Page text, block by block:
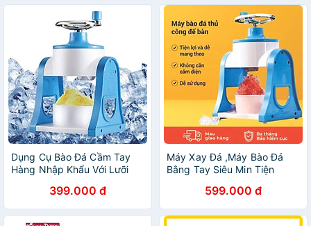
Dụng Cụ Bào Đá Cầm Tay
Hàng Nhập Khẩu Với Lưỡi
Giúp việc làm ly sinh tố ngon
đúng điệu chưa bao giờ dễ
dàng đến thế
399.000 đ
Máy Xay Đá ,Máy Bào Đá
Bằng Tay Siêu Min Tiện
Bé Và Cho Cả Nhà Hàng
Chính Hãng
599.000 đ